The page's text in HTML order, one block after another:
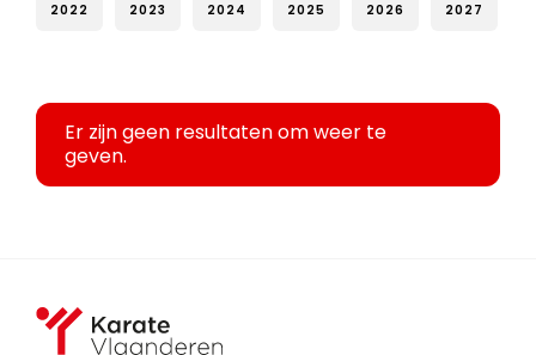
2022 2023 2024 2025 2026 2027
Er zijn geen resultaten om weer te
geven.